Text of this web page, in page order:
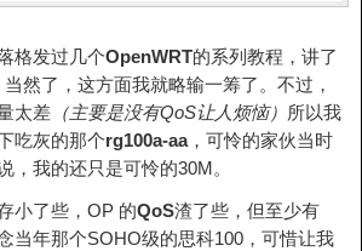
格发过几个OpenWRT的系列教程，讲了
然了，这方面我就略输一筹了。不过，
太差 （主要是没有QoS让人烦恼） 所以我
吃灰的那个rg100a-aa，可怜的家伙当时
，我的还只是可怜的30M。
小了些，OP 的QoS渣了些，但至少有
当年那个SOHO级的思科100，可惜让我